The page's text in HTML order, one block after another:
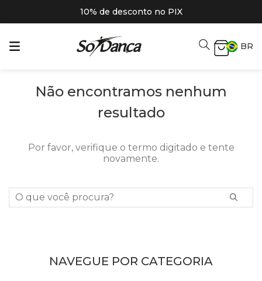
10% de desconto no PIX
BR
Não encontramos nenhum
resultado
Por favor, verifique o termo digitado e tente
novamente.
O que você procura?
NAVEGUE POR CATEGORIA